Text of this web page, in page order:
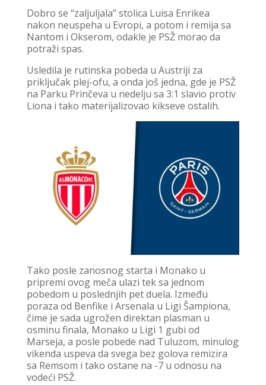
Dobro se “zaljuljala” stolica Luisa Enrikea
nakon neuspeha u Evropi, a potom i remija sa
Nantom i Okserom, odakle je PSŽ morao da
potraži spas.
Usledila je rutinska pobeda u Austriji za
priključak plej-ofu, a onda još jedna, gde je PSŽ
na Parku Prinčeva u nedelju sa 3:1 slavio protiv
Liona i tako materijalizovao kikseve ostalih.
Tako posle zanosnog starta i Monako u
pripremi ovog meča ulazi tek sa jednom
pobedom u poslednjih pet duela. Između
poraza od Benfike i Arsenala u Ligi Šampiona,
čime je sada ugrožen direktan plasman u
osminu finala, Monako u Ligi 1 gubi od
Marseja, a posle pobede nad Tuluzom, minulog
vikenda uspeva da svega bez golova remizira
sa Remsom i tako ostane na -7 u odnosu na
vodeći PSŽ.